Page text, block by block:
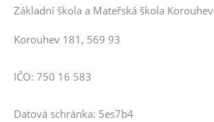
Základní škola a Mateřská škola Korouhev
Korouhev 181, 569 93
IČO: 750 16 583
Datová schránka: 5es7b4